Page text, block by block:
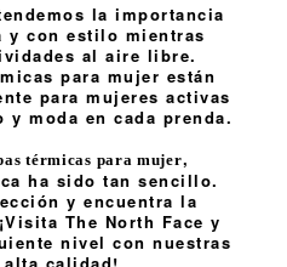
la importancia
y con estilo mientras
al aire libre.
para mujer están
para mujeres activas
moda en cada prenda.
térmicas para mujer,
ha sido tan sencillo.
y encuentra la
The North Face y
nivel con nuestras